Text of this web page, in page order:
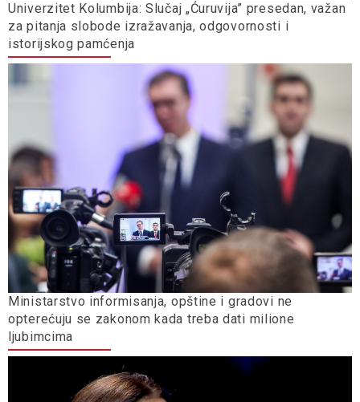
Univerzitet Kolumbija: Slučaj „Ćuruvija” presedan, važan
za pitanja slobode izražavanja, odgovornosti i
istorijskog pamćenja
Ministarstvo informisanja, opštine i gradovi ne
opterećuju se zakonom kada treba dati milione
ljubimcima